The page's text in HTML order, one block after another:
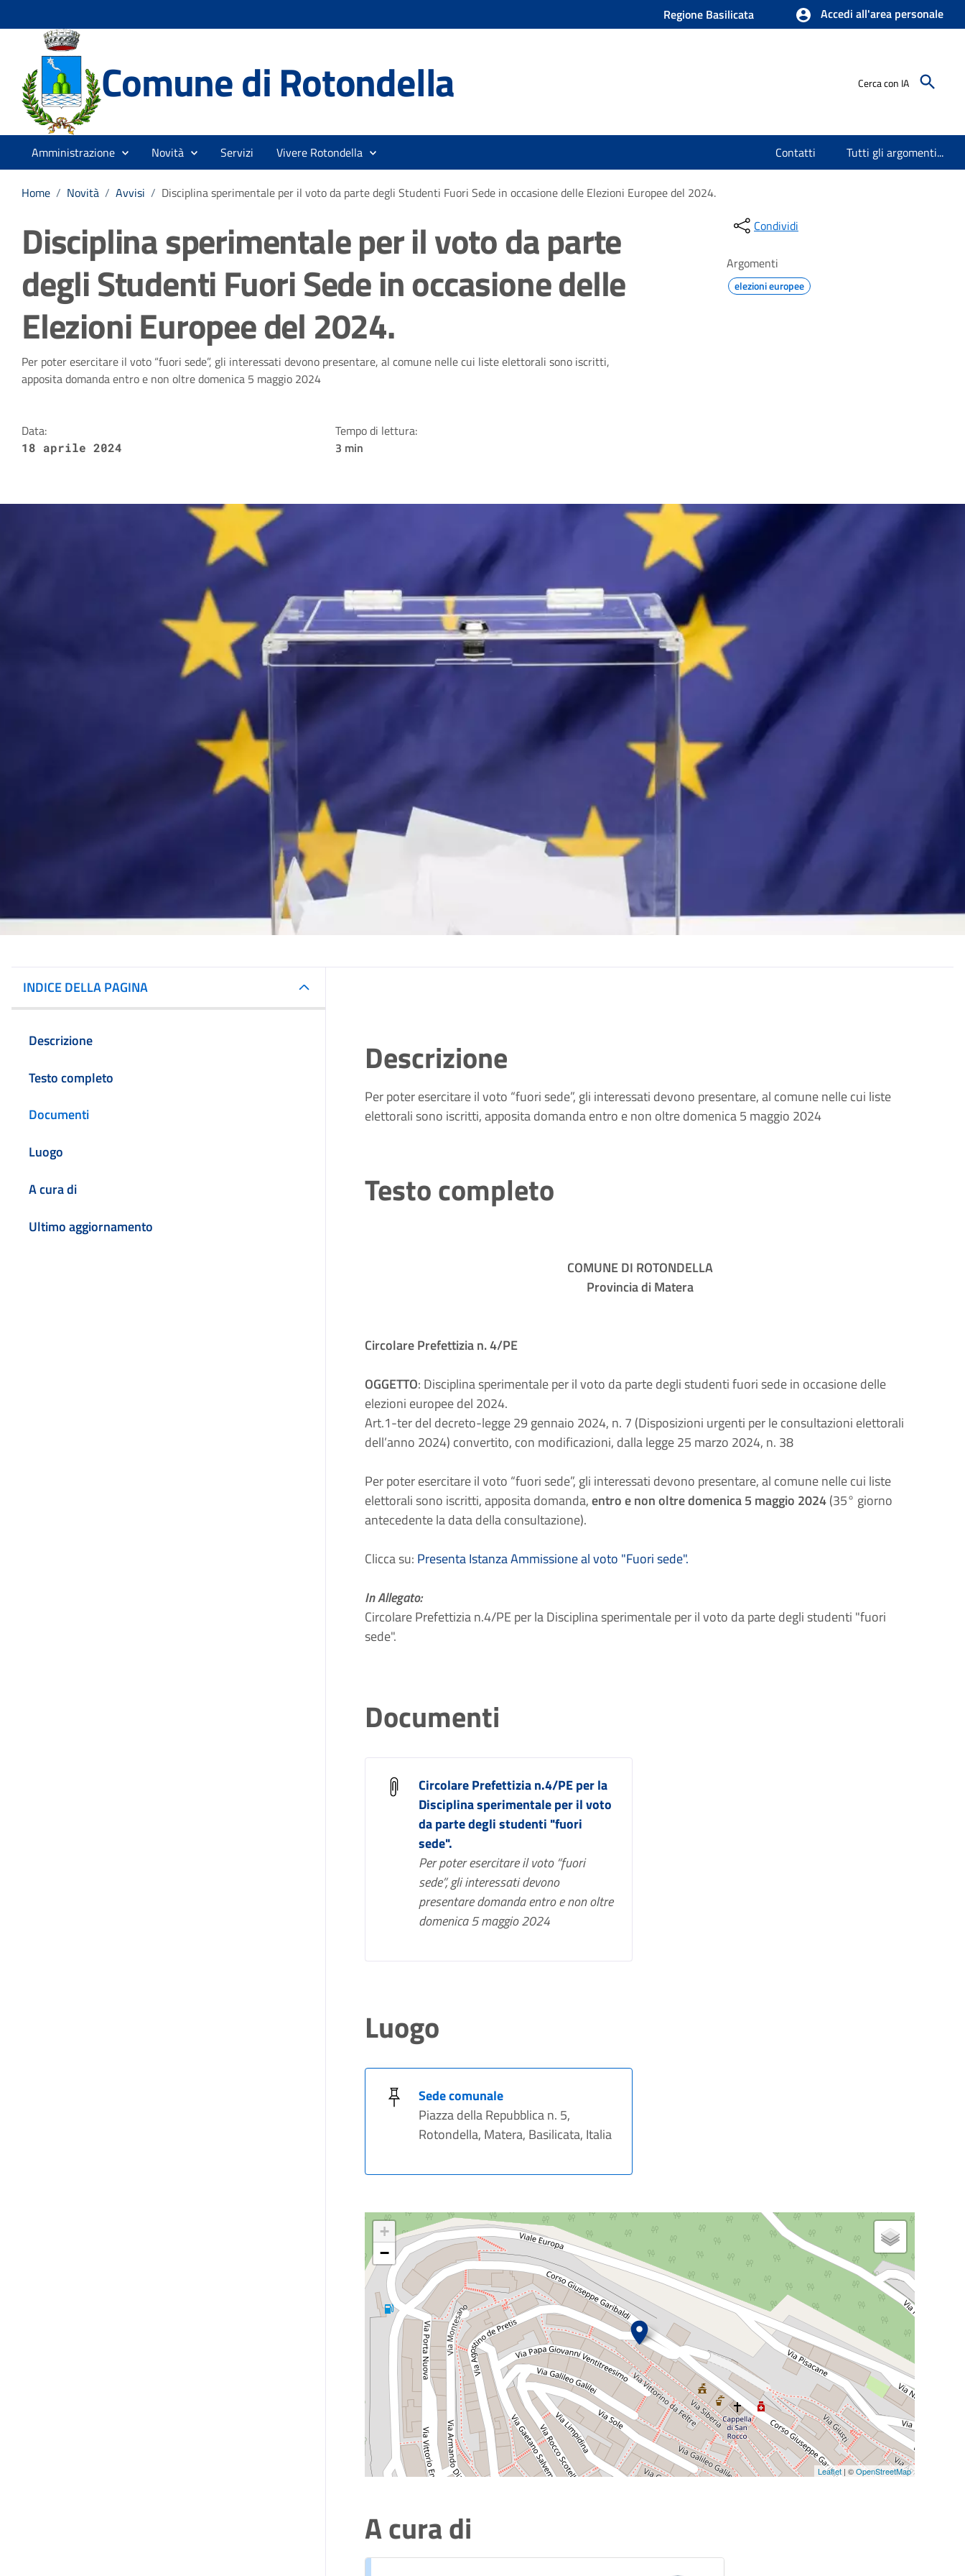
Regione Basilicata Accedi all'area personale
Comune di Rotondella Cerca con IA
Amministrazione Novità Servizi Vivere Rotondella Contatti Tutti gli argomenti...
Home / Novità / Avvisi / Disciplina sperimentale per il voto da parte degli Studenti Fuori Sede in occasione delle Elezioni Europee del 2024.
Disciplina sperimentale per il voto da parte
degli Studenti Fuori Sede in occasione delle
Elezioni Europee del 2024.
Dettagli della notizia
Per poter esercitare il voto “fuori sede”, gli interessati devono presentare, al comune nelle cui liste elettorali sono iscritti,
apposita domanda entro e non oltre domenica 5 maggio 2024
Data:
18 aprile 2024
Tempo di lettura:
3 min
Condividi
Argomenti
elezioni europee
INDICE DELLA PAGINA
Descrizione
Testo completo
Documenti
Luogo
A cura di
Ultimo aggiornamento
Descrizione
Per poter esercitare il voto “fuori sede”, gli interessati devono presentare, al comune nelle cui liste
elettorali sono iscritti, apposita domanda entro e non oltre domenica 5 maggio 2024
Testo completo
COMUNE DI ROTONDELLA
Provincia di Matera
Circolare Prefettizia n. 4/PE
OGGETTO: Disciplina sperimentale per il voto da parte degli studenti fuori sede in occasione delle
elezioni europee del 2024.
Art.1-ter del decreto-legge 29 gennaio 2024, n. 7 (Disposizioni urgenti per le consultazioni elettorali
dell’anno 2024) convertito, con modificazioni, dalla legge 25 marzo 2024, n. 38
Per poter esercitare il voto “fuori sede”, gli interessati devono presentare, al comune nelle cui liste
elettorali sono iscritti, apposita domanda,entro e non oltre domenica 5 maggio 2024(35° giorno
antecedente la data della consultazione).
Clicca su: Presenta Istanza Ammissione al voto "Fuori sede".
In Allegato:
Circolare Prefettizia n.4/PE per la Disciplina sperimentale per il voto da parte degli studenti "fuori
sede".
Documenti
Circolare Prefettizia n.4/PE per la
Disciplina sperimentale per il voto
da parte degli studenti "fuori
sede".
Per poter esercitare il voto “fuori
sede”, gli interessati devono
presentare domanda entro e non oltre
domenica 5 maggio 2024
Luogo
Sede comunale
Piazza della Repubblica n. 5,
Rotondella, Matera, Basilicata, Italia
+
−
Leaflet| ©OpenStreetMap
A cura di